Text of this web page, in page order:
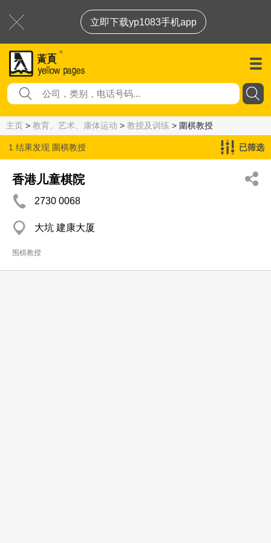
立即下载yp1083手机app
主页 > 教育、艺术、康体运动 > 教授及训练 > 圍棋教授
1 结果发现 圍棋教授 已筛选
香港儿童棋院
2730 0068
大坑 建康大厦
围棋教授